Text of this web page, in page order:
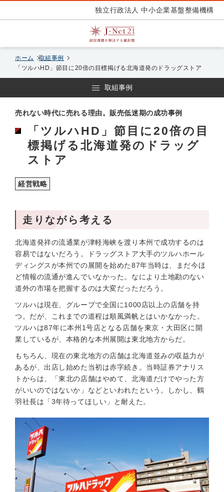
独立行政法人 中小企業基盤整備機構
ホーム
取組事例
「ツルハHD」節目に20倍の目標掲げる北海道発のドラッグストア
取組事例
売れない時代に売れる理由。販売低迷期の成功事例
「ツルハHD」節目に20倍の目
標掲げる北海道発のドラッグ
ストア
経営戦略
走りながら考える
北海道発祥の流通業が津軽海峡を渡り本州で成功するのは
容易ではないだろう。ドラッグストア大手のツルハホール
ディングスが本州での展開を始めた87年当時は、まだ今ほ
ど情報の流通が進んでいなかった。なにより土地勘のない
道外の市場を把握するのは大変だっただろう。
ツルハは現在、グループで全国に1000店以上の店舗を持
つ。だが、これまでの道程は順風満帆とはいかなかった。
ツルハは87年に本州1号店となる店舗を東京・大田区に開
業しているが、本格的な本州展開は東北地方からだ。
もちろん、現在の東北地方の店舗は北海道並みの収益力が
あるが、出店し始めた当初は赤字続き。当時証券アナリス
トからは、「東北の店舗はやめて、北海道だけでやった方
がいいのではないか」などといわれたという。しかし、鶴
羽社長は「3年待ってほしい」と耐えた。